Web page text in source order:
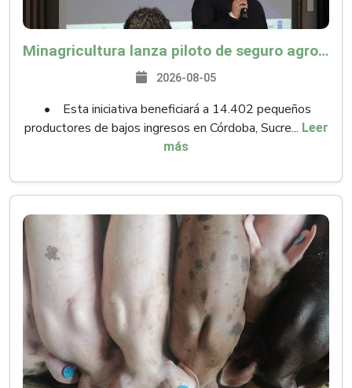
Minagricultura lanza piloto de seguro agropecuario por $9.625 millones para proteger a más de 14.000 pequeños productores contra riesgos del Fenómeno de El Niño
2026-08-05
• Esta iniciativa beneficiará a 14.402 pequeños
productores de bajos ingresos en Córdoba, Sucre... Leer
más